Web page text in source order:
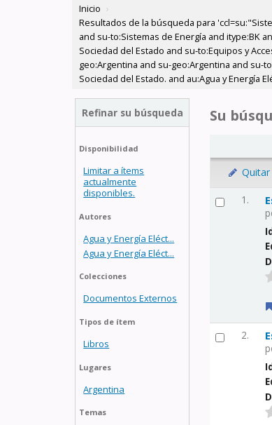
Inicio ›
Resultados de la búsqueda para
and su-to:Sistemas de Energía and itype:BK
Sociedad del Estado and su-to:Equipos y
geo:Argentina and su-geo:Argentina and su-
Sociedad del Estado. and au:Agua y Energía
Refinar su búsqueda
Disponibilidad
Limitar a ítems
actualmente
disponibles.
Autores
Agua y Energía Eléct...
Agua y Energía Eléct...
Colecciones
Documentos Externos
Tipos de ítem
Libros
Lugares
Argentina
Temas
Su
1.
2.